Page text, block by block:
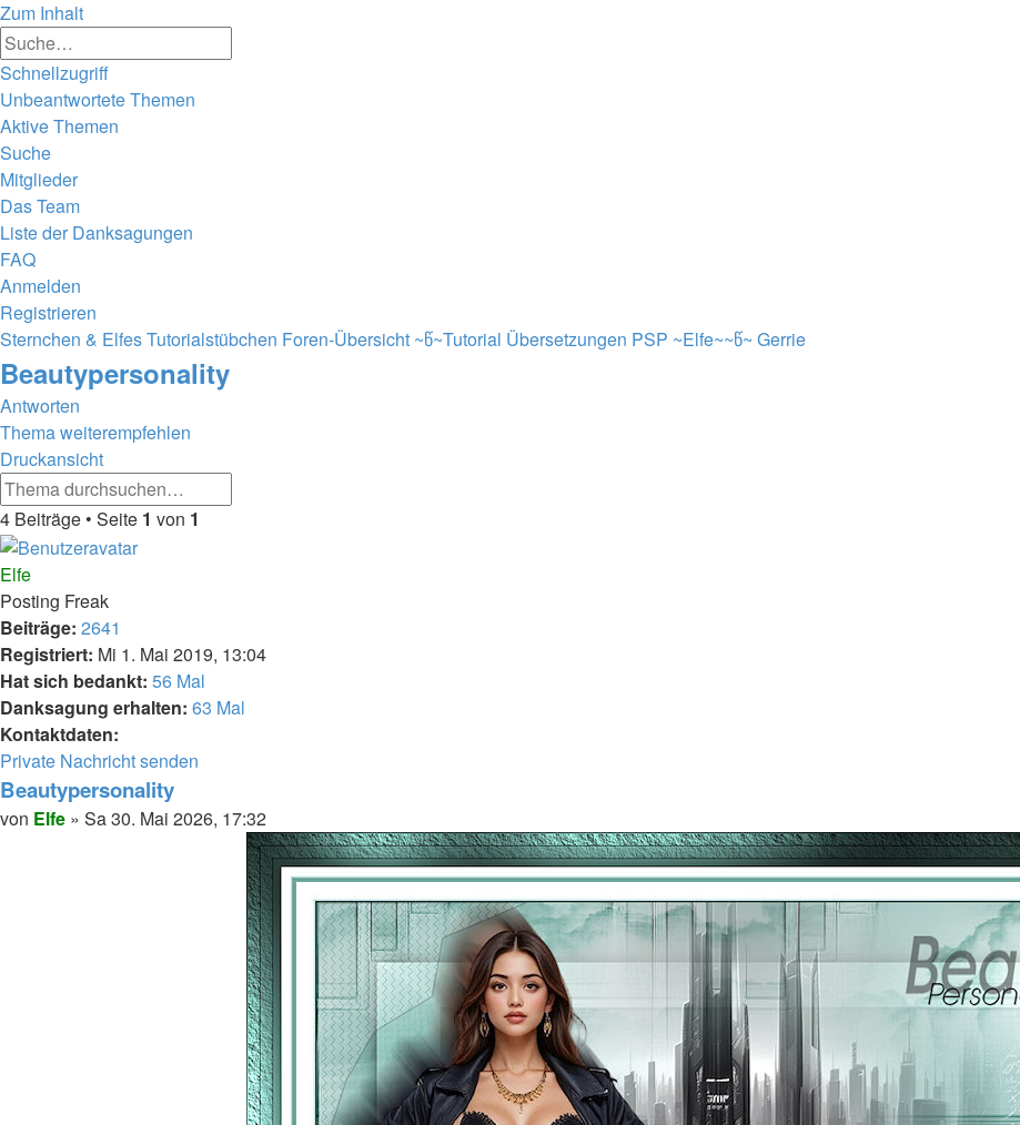
Zum Inhalt
Schnellzugriff
Unbeantwortete Themen
Aktive Themen
Suche
Mitglieder
Das Team
Liste der Danksagungen
FAQ
Anmelden
Registrieren
Sternchen & Elfes Tutorialstübchen Foren-Übersicht ~წ~Tutorial Übersetzungen PSP ~Elfe~~წ~ Gerrie
Beautypersonality
Antworten
Thema weiterempfehlen
Druckansicht
4 Beiträge • Seite 1 von 1
Elfe
Posting Freak
Beiträge: 2641
Registriert: Mi 1. Mai 2019, 13:04
Hat sich bedankt: 56 Mal
Danksagung erhalten: 63 Mal
Kontaktdaten:
Kontaktdaten
von
Elfe
Private Nachricht senden
Beautypersonality
Melden
Zitieren
Beitrag
von Elfe » Sa 30. Mai 2026, 17:32